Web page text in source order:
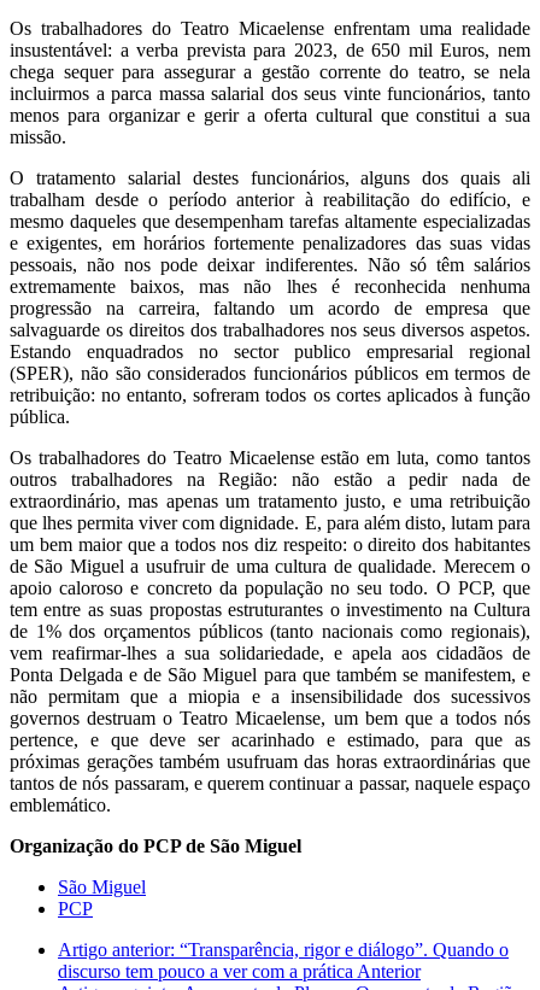
Os trabalhadores do Teatro Micaelense enfrentam uma realidade
insustentável: a verba prevista para 2023, de 650 mil Euros, nem
chega sequer para assegurar a gestão corrente do teatro, se nela
incluirmos a parca massa salarial dos seus vinte funcionários, tanto
menos para organizar e gerir a oferta cultural que constitui a sua
missão.
O tratamento salarial destes funcionários, alguns dos quais ali
trabalham desde o período anterior à reabilitação do edifício, e
mesmo daqueles que desempenham tarefas altamente especializadas
e exigentes, em horários fortemente penalizadores das suas vidas
pessoais, não nos pode deixar indiferentes. Não só têm salários
extremamente baixos, mas não lhes é reconhecida nenhuma
progressão na carreira, faltando um acordo de empresa que
salvaguarde os direitos dos trabalhadores nos seus diversos aspetos.
Estando enquadrados no sector publico empresarial regional
(SPER), não são considerados funcionários públicos em termos de
retribuição: no entanto, sofreram todos os cortes aplicados à função
pública.
Os trabalhadores do Teatro Micaelense estão em luta, como tantos
outros trabalhadores na Região: não estão a pedir nada de
extraordinário, mas apenas um tratamento justo, e uma retribuição
que lhes permita viver com dignidade. E, para além disto, lutam para
um bem maior que a todos nos diz respeito: o direito dos habitantes
de São Miguel a usufruir de uma cultura de qualidade. Merecem o
apoio caloroso e concreto da população no seu todo. O PCP, que
tem entre as suas propostas estruturantes o investimento na Cultura
de 1% dos orçamentos públicos (tanto nacionais como regionais),
vem reafirmar-lhes a sua solidariedade, e apela aos cidadãos de
Ponta Delgada e de São Miguel para que também se manifestem, e
não permitam que a miopia e a insensibilidade dos sucessivos
governos destruam o Teatro Micaelense, um bem que a todos nós
pertence, e que deve ser acarinhado e estimado, para que as
próximas gerações também usufruam das horas extraordinárias que
tantos de nós passaram, e querem continuar a passar, naquele espaço
emblemático.
Organização do PCP de São Miguel
São Miguel
PCP
Artigo anterior: “Transparência, rigor e diálogo”. Quando o
discurso tem pouco a ver com a práticaAnterior